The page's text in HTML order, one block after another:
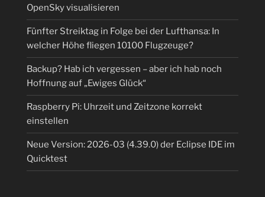
OpenSky visualisieren
Fünfter Streiktag in Folge bei der Lufthansa: In
welcher Höhe fliegen 10100 Flugzeuge?
Backup? Hab ich vergessen – aber ich hab noch
Hoffnung auf „Ewiges Glück“
Raspberry Pi: Uhrzeit und Zeitzone korrekt
einstellen
Neue Version: 2026-03 (4.39.0) der Eclipse IDE im
Quicktest